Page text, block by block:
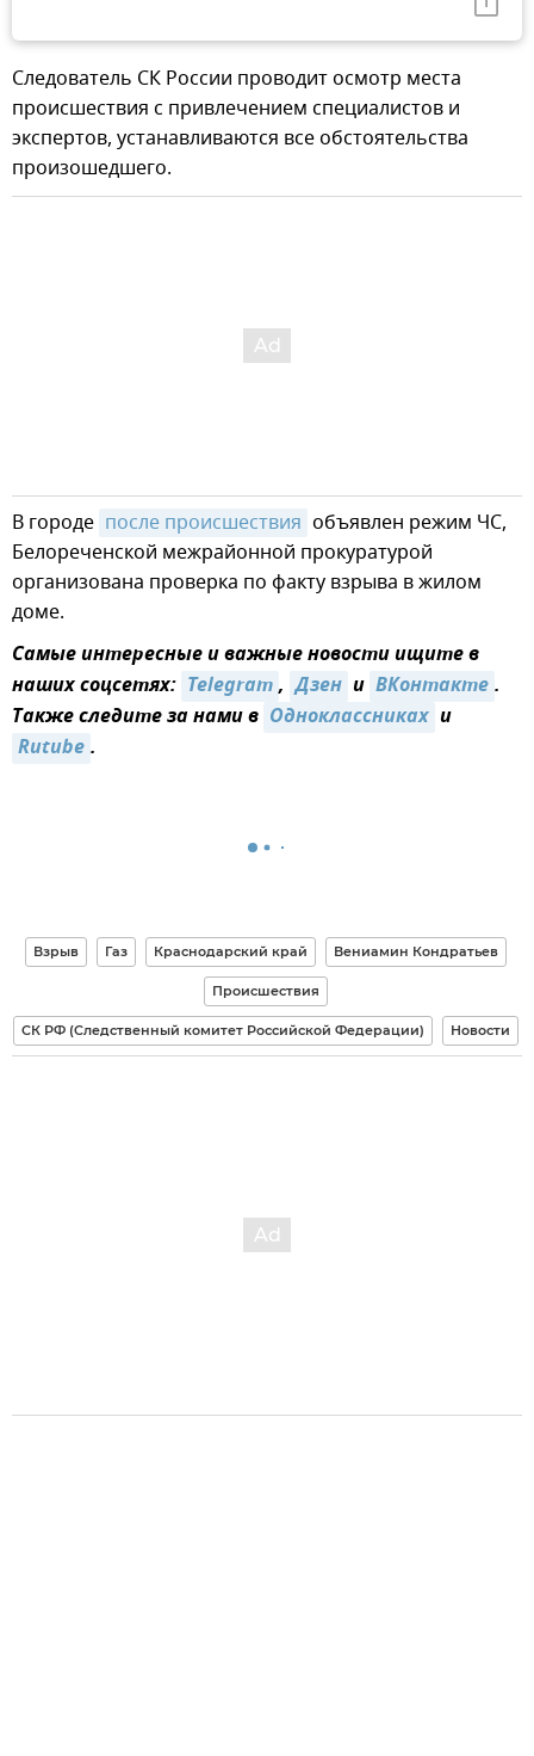
Следователь СК России проводит осмотр места
происшествия с привлечением специалистов и
экспертов, устанавливаются все обстоятельства
произошедшего.
В городе после происшествия объявлен режим ЧС,
Белореченской межрайонной прокуратурой
организована проверка по факту взрыва в жилом
доме.
Самые интересные и важные новости ищите в
наших соцсетях: Telegram, Дзен и ВКонтакте.
Также следите за нами в Одноклассниках и
Rutube.
Взрыв Газ Краснодарский край Вениамин Кондратьев
Происшествия
СК РФ (Следственный комитет Российской Федерации) Новости